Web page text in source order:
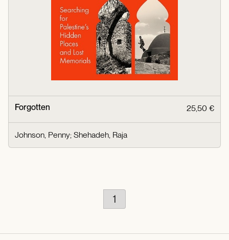
Forgotten 25,50 €
Johnson, Penny; Shehadeh, Raja
1